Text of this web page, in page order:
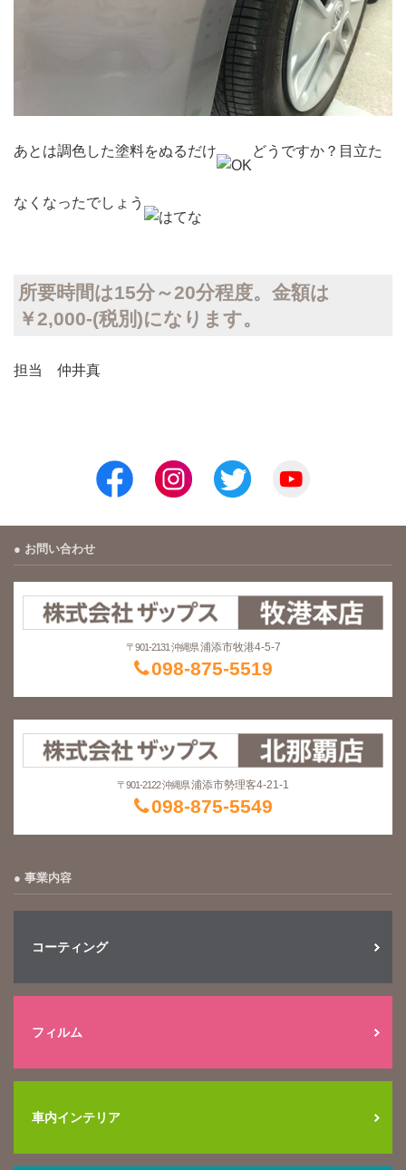
あとは調色した塗料をぬるだけ どうですか？目立た
なくなったでしょう
所要時間は15分～20分程度。金額は
￥2,000-(税別)になります。
担当 仲井真
お問い合わせ
〒901-2131 沖縄県 浦添市牧港4-5-7
098-875-5519
〒901-2122 沖縄県浦添市勢理客4-21-1
098-875-5549
事業内容
コーティング
フィルム
車内インテリア